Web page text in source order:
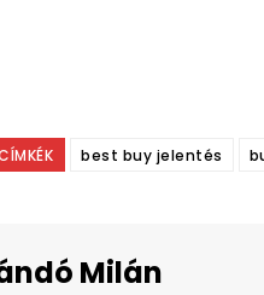
best buy jelentés
Milán